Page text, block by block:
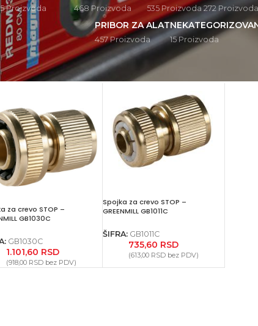
Proizvoda 468 Proizvoda 535 Proizvoda 272 Proizvoda
PRIBOR ZA ALAT
457 Proizvoda 15 Proizvoda
Proizvod označen „Spojka za crevo STOP - Mesing“
za crevo STOP –
GB1030C
GB1030C
1.101,60 RSD
(918,00 RSD bez PDV)
Spojka za crevo STOP –
GREENMILL GB1011C
ŠIFRA: GB1011C
735,60 RSD
(613,00 RSD bez PDV)